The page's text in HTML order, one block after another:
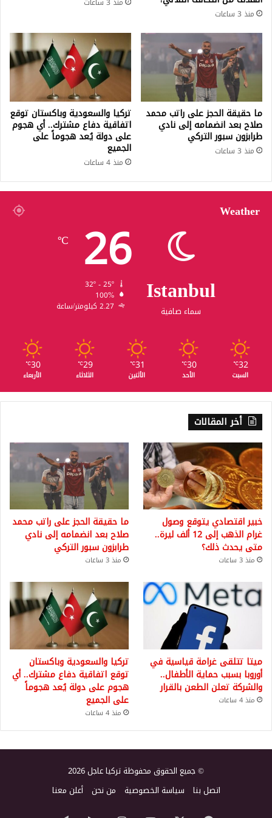
منذ 3 ساعات
ما حقيقة الحجز على راتب محمد
صلاح بعد انضمامه إلى نادي
طرابزون سبور التركي
منذ 3 ساعات
تركيا والسعودية وباكستان توقع
اتفاقية دفاع مشترك.. أي هجوم
على دولة يُعد هجوماً على
الجميع
منذ 4 ساعات
Weather
Istanbul
سماء صافية
26
℃
100%
2.27 كيلومتر/ساعة
32
℃
السبت
30
℃
الأحد
31
℃
الأثنين
29
℃
الثلاثاء
30
℃
الأربعاء
أخر المقالات
خبير اقتصادي يتوقع وصول
غرام الذهب إلى 12 ألف ليرة..
متى يحدث ذلك؟
منذ 3 ساعات
ما حقيقة الحجز على راتب محمد
صلاح بعد انضمامه إلى نادي
طرابزون سبور التركي
منذ 3 ساعات
ميتا تتلقى غرامة قياسية في
أوروبا بسبب حماية الأطفال..
والشركة تعلن الطعن بالقرار
منذ 4 ساعات
تركيا والسعودية وباكستان
توقع اتفاقية دفاع مشترك.. أي
هجوم على دولة يُعد هجوماً
على الجميع
منذ 4 ساعات
© جميع الحقوق محفوظة تركيا عاجل 2026
اتصل بنا سياسة الخصوصية من نحن أعلن معنا